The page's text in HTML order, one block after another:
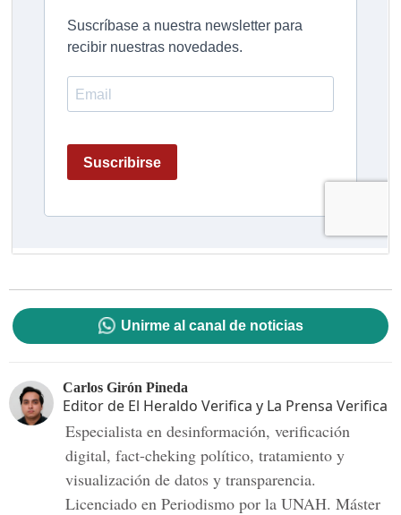
Unirme al canal de noticias
Carlos Girón Pineda
Editor de El Heraldo Verifica y La Prensa Verifica
Especialista en desinformación, verificación
digital, fact-cheking político, tratamiento y
visualización de datos y transparencia.
Licenciado en Periodismo por la UNAH. Máster